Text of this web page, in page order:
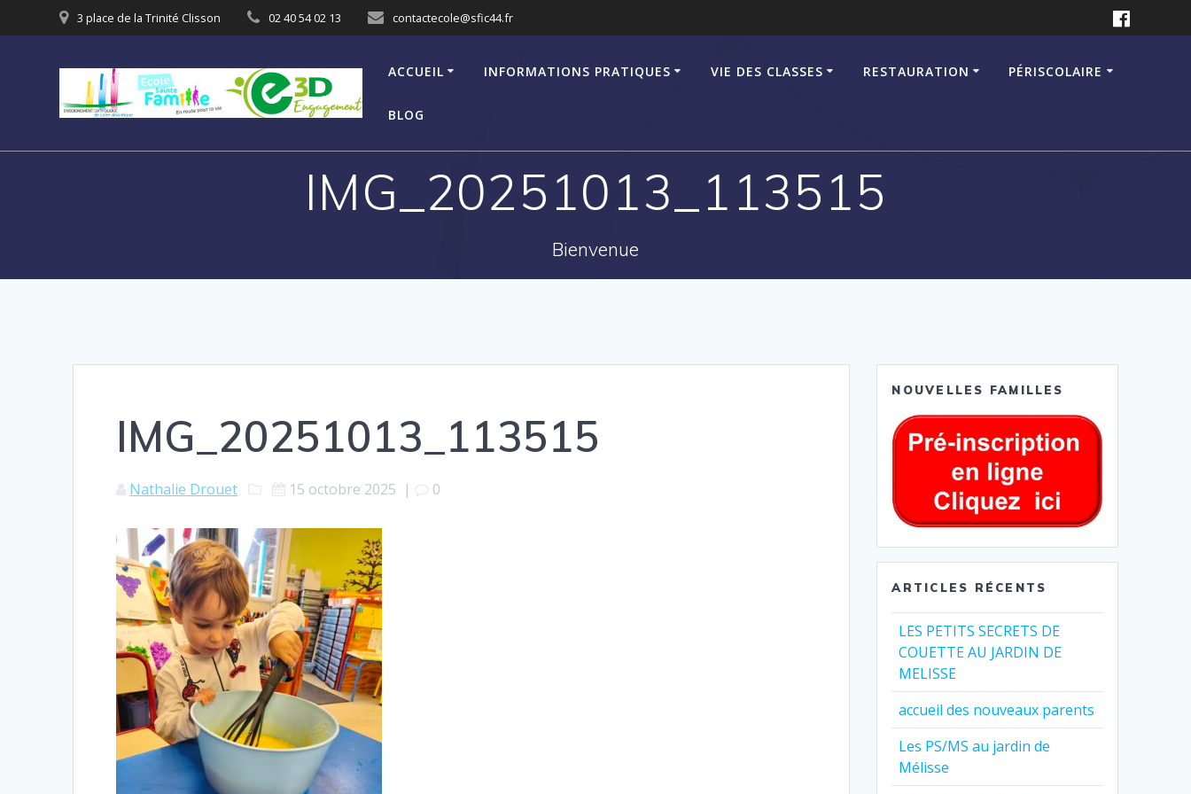
3 place de la Trinité Clisson 02 40 54 02 13 contactecole@sfic44.fr
ACCUEIL INFORMATIONS PRATIQUES VIE DES CLASSES RESTAURATION PÉRISCOLAIRE
BLOG
IMG_20251013_113515
Bienvenue
IMG_20251013_113515
Nathalie Drouet 15 octobre 2025 | 0
NOUVELLES FAMILLES
ARTICLES RÉCENTS
LES PETITS SECRETS DE
COUETTE AU JARDIN DE
MELISSE
accueil des nouveaux parents
Les PS/MS au jardin de
Mélisse